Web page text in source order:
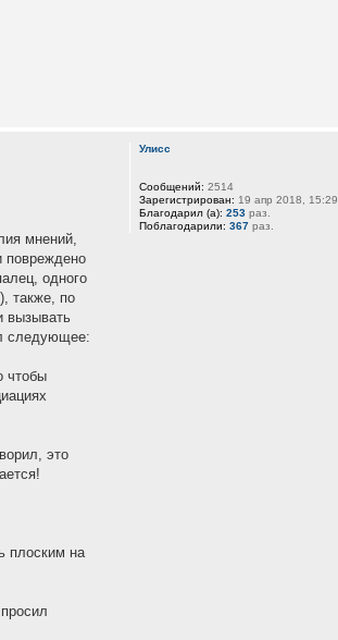
мнений,
повреждено
одного
также, по
вызывать
следующее:
чтобы
это
плоским на
Улисс
Сообщений: 2514
Зарегистрирован: 19 апр 2018, 15:29
Благодарил (а): 253раз.
Поблагодарили: 367раз.